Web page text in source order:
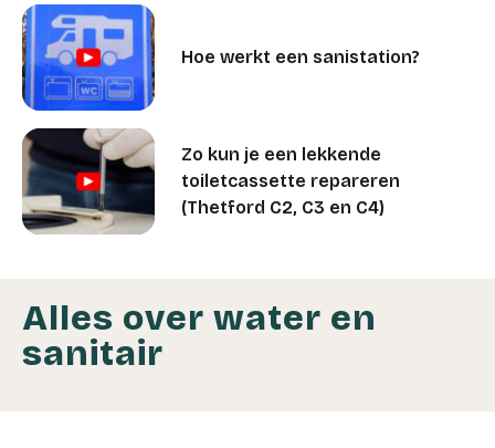
Hoe werkt een sanistation?
Zo kun je een lekkende
toiletcassette repareren
(Thetford C2, C3 en C4)
Alles over water en
sanitair